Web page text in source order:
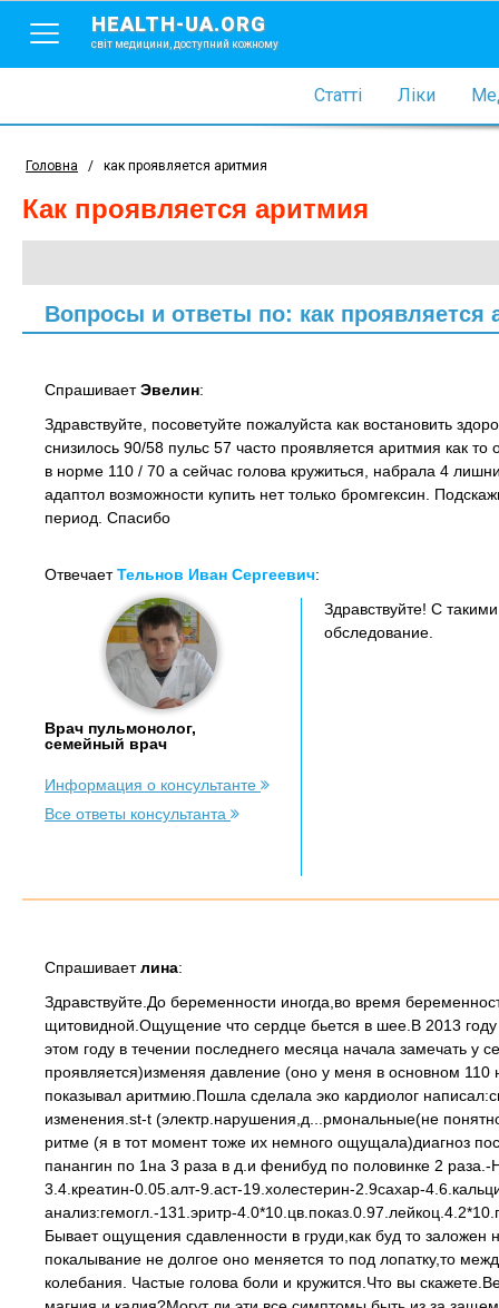
HEALTH-UA.ORG
світ медицини, доступний кожному
Статті Ліки
Головна / как проявляется аритмия
как проявляется аритмия
Вопросы и ответы по: как проявляется
СпрашиваетЭвелин:
Здравствуйте, посоветуйте пожалуйста как востановить
снизилось 90/58 пульс 57 часто проявляется аритмия как
в норме 110 / 70 а сейчас голова кружиться, набрала 4
адаптол возможности купить нет только бромгексин.
период. Спасибо
ОтвечаетТельнов Иван Сергеевич:
Врач пульмонолог,
семейный врач
Информация о консультанте
Все ответы консультанта
Здравствуйте! С
обследование.
Спрашиваетлина:
Здравствуйте.До беременности иногда,во время
щитовидной.Ощущение что сердце бьется в шее.В 2013
этом году в течении последнего месяца начала замечать у
проявляется)изменяя давление (оно у меня в основном 110
показывал аритмию.Пошла сделала эко кардиолог
изменения.st-t (электр.нарушения,д...рмональные(не
ритме (я в тот момент тоже их немного ощущала)диагноз
панангин по 1на 3 раза в д.и фенибуд по половинке 2
3.4.креатин-0.05.алт-9.аст-19.холестерин-2.9сахар-
анализ:гемогл.-131.эритр-
Бывает ощущения сдавленности в груди,как буд то
покалывание не долгое оно меняется то под лопатку,то
колебания. Частые голова боли и кружится.Что вы